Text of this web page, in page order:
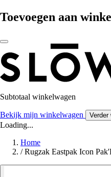
Toevoegen aan
Subtotaal winkelwagen
Bekijk mijn winkelwagen Verder
Loading...
Home
/ Rugzak Eastpak Icon